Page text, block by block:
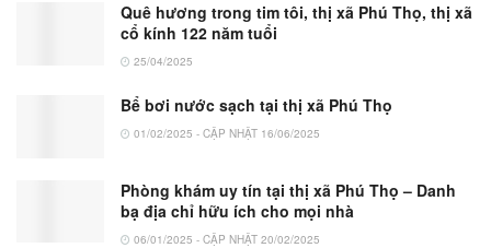
Quê hương trong tim tôi, thị xã Phú Thọ, thị xã
cổ kính 122 năm tuổi
25/04/2025
Bể bơi nước sạch tại thị xã Phú Thọ
01/02/2025 - CẬP NHẬT 16/06/2025
Phòng khám uy tín tại thị xã Phú Thọ – Danh
bạ địa chỉ hữu ích cho mọi nhà
06/01/2025 - CẬP NHẬT 20/02/2025